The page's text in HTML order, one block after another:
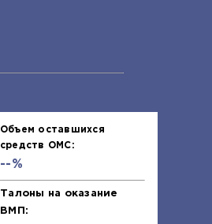
Объем оставшихся
средств ОМС:
--%
Талоны на оказание
ВМП: